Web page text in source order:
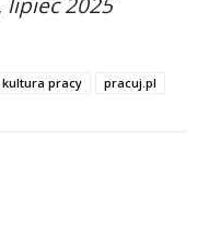
kultura pracy pracuj.pl